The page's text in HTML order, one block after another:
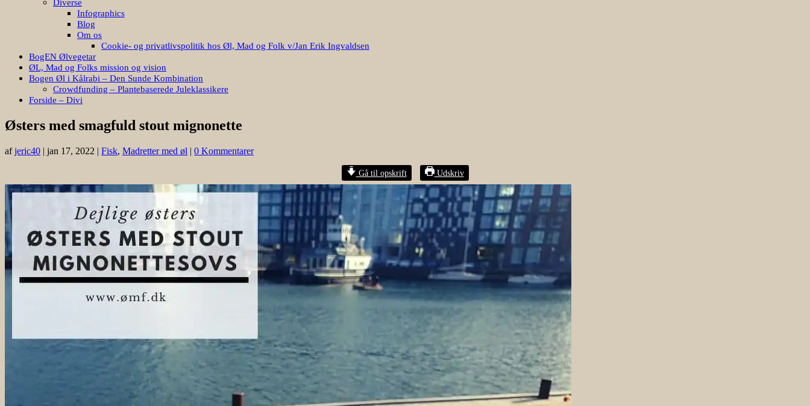
Diverse
Infographics
Blog
Om os
Cookie- og privatlivspolitik hos Øl, Mad og Folk v/Jan Erik Ingvaldsen
BogEN Ølvegetar
ØL, Mad og Folks mission og vision
Bogen Øl i Kålrabi – Den Sunde Kombination
Crowdfunding – Plantebaserede Juleklassikere
Forside – Divi
Østers med smagfuld stout mignonette
afjeric40 | jan 17, 2022 | Fisk, Madretter med øl | 0 Kommentarer
Gå til opskrift Udskriv